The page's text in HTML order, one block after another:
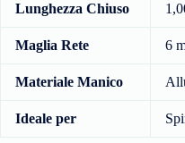
Lunghezza Chiuso
Maglia Rete 6
Materiale Manico
Ideale per